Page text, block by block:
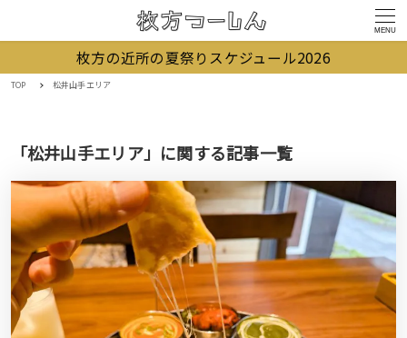
MENU
枚方の近所の夏祭りスケジュール2026
TOP 松井山手エリア
「松井山手エリア」に関する記事一覧